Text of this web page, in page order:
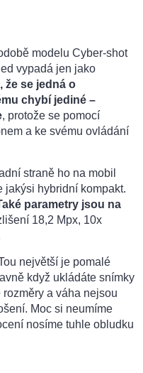
modelu Cyber-shot
vypadá jen jako
že se jedná o
chybí jediné –
, protože se pomocí
a ke svému ovládání
straně ho na mobil
jakýsi hybridní kompakt.
parametry jsou na
18,2 Mpx, 10x
největší je pomalé
když ukládáte snímky
a váha nejsou
Moc si neumíme
nosíme tuhle obludku